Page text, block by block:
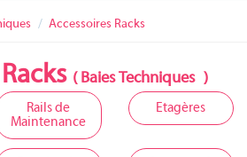
Accessoires Racks
( Baies Techniques )
Rails de
Maintenance
Etagères